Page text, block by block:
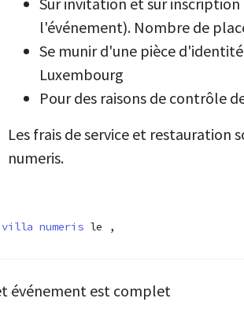
l'événement). Nombre de
Se munir d'une pièce
Luxembourg
Pour des raisons de contrôle
Les frais de service et restauration
numeris.
villa numeris le ,
événement est complet